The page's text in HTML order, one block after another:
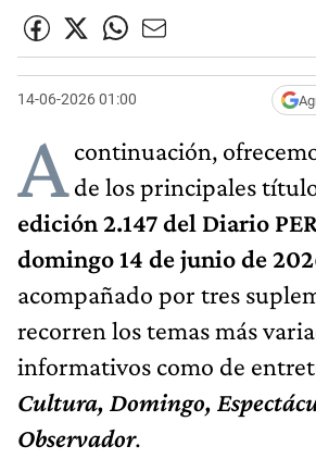
14-06-2026 01:00
Acontinuación,
de los principales
edición 2.147 del Diario
domingo 14 de junio de
acompañado por tres
recorren los temas más
informativos como de
Cultura, Domingo,
Observador.